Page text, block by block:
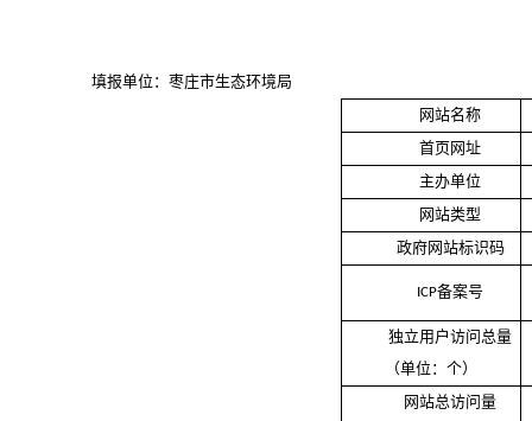
填报单位： 枣庄市生态环境局
网站名称
首页网址
主办单位
网站类型
政府网站标识码
ICP备案号
独立用户访问总量
（单位：个）
网站总访问量